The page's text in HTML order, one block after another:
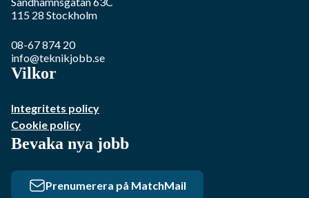
115 28 Stockholm
08-67 874 20
info@teknikjobb.se
Vilkor
Integritets policy
Cookie policy
Bevaka nya jobb
Prenumerera på MatchMail